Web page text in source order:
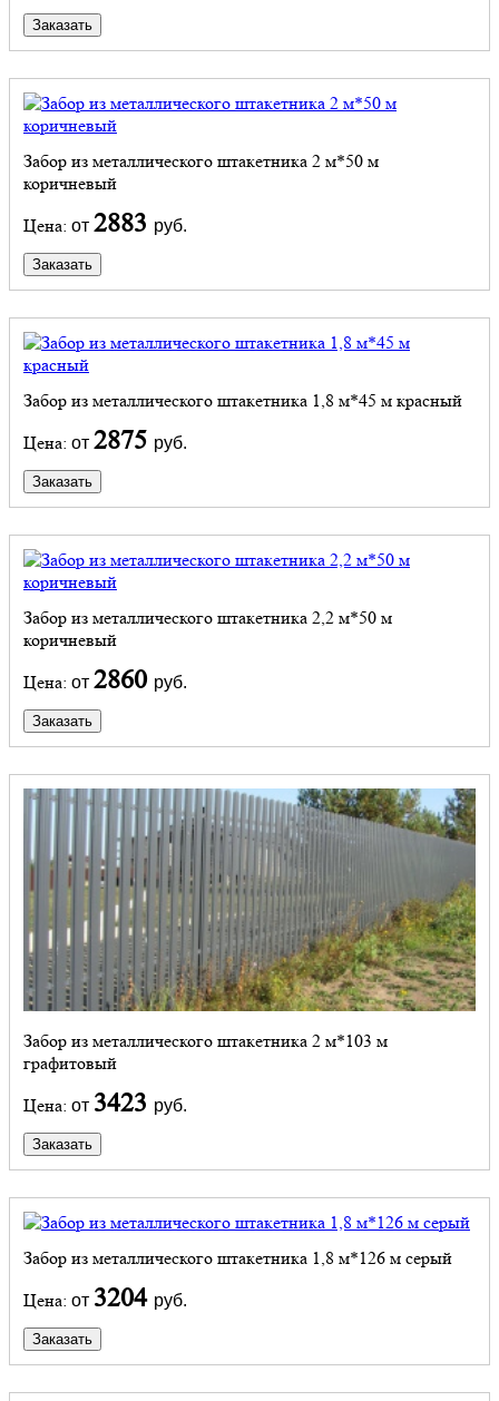
Заказать
Забор из металлического штакетника 2 м*50 м
коричневый
Цена: от 2883 руб.
Заказать
Забор из металлического штакетника 1,8 м*45 м красный
Цена: от 2875 руб.
Заказать
Забор из металлического штакетника 2,2 м*50 м
коричневый
Цена: от 2860 руб.
Заказать
Забор из металлического штакетника 2 м*103 м
графитовый
Цена: от 3423 руб.
Заказать
Забор из металлического штакетника 1,8 м*126 м серый
Цена: от 3204 руб.
Заказать